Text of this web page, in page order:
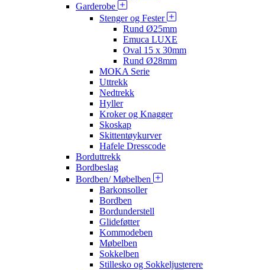
Garderobe
Stenger og Fester
Rund Ø25mm
Emuca LUXE
Oval 15 x 30mm
Rund Ø28mm
MOKA Serie
Uttrekk
Nedtrekk
Hyller
Kroker og Knagger
Skoskap
Skittentøykurver
Hafele Dresscode
Borduttrekk
Bordbeslag
Bordben/ Møbelben
Barkonsoller
Bordben
Bordunderstell
Glideføtter
Kommodeben
Møbelben
Sokkelben
Stillesko og Sokkeljusterere